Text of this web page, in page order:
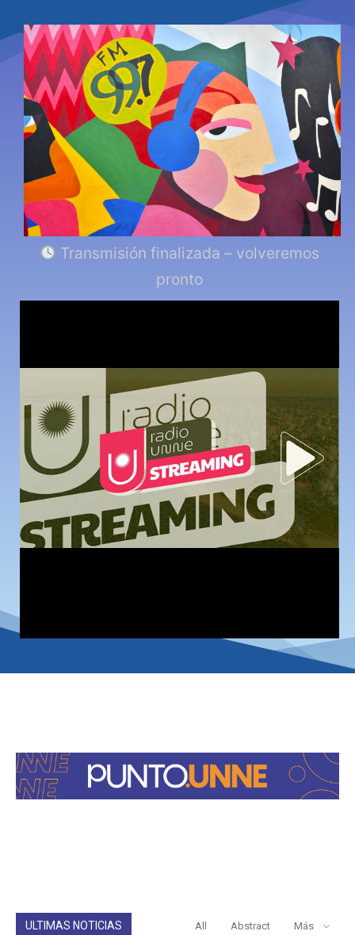
Transmisión finalizada – volveremos
pronto
ULTIMAS NOTICIAS All Abstract Más